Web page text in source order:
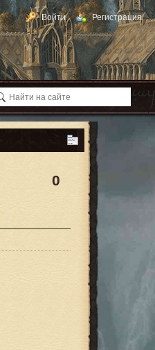
Войти Регистрация
0